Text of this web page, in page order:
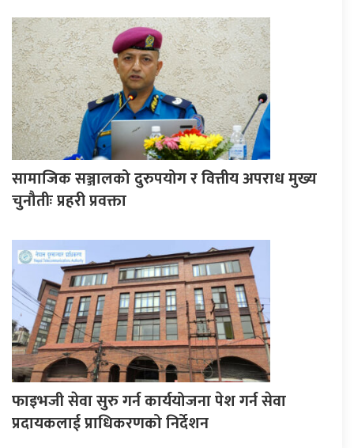
सामाजिक सञ्जालको दुरुपयोग र वित्तीय अपराध मुख्य
चुनौतीः प्रहरी प्रवक्ता
फाइभजी सेवा सुरु गर्न कार्ययोजना पेश गर्न सेवा
प्रदायकलाई प्राधिकरणको निर्देशन